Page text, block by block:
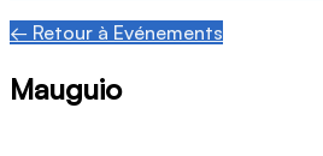
← Retour à Evénements
Mauguio